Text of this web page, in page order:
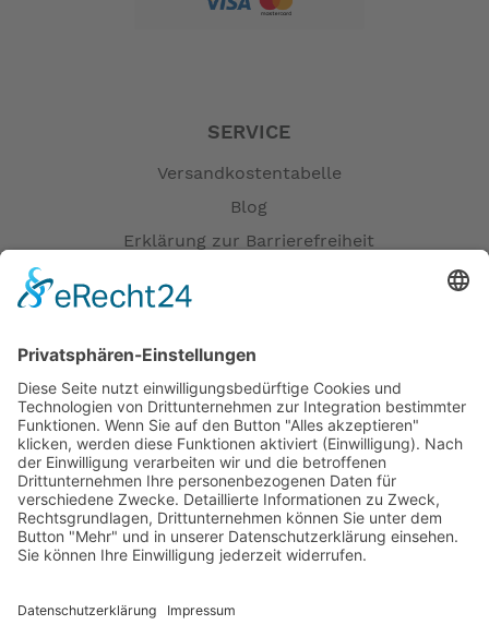
SERVICE
Versandkostentabelle
Blog
Erklärung zur Barrierefreiheit
Verfügbarkeiten
Zahlung und Versand
Datenschutz
Fernabsatz
Widerrufsrecht MS
Widerrufsrecht bei Dienstleistungen